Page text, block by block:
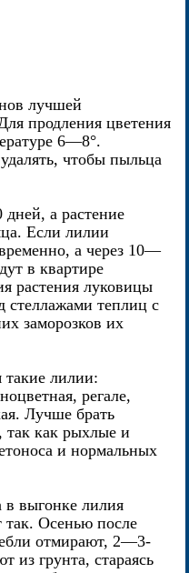
лучшей
продления цветения
6—8°.
чтобы пыльца
а растение
Если лилии
а через 10—
в квартире
растения луковицы
стеллажами теплиц с
заморозков их
лилии:
регале,
Лучше брать
так как рыхлые и
и нормальных
в выгонке лилия
так. Осенью после
отмирают, 2—3-
из грунта, стараясь